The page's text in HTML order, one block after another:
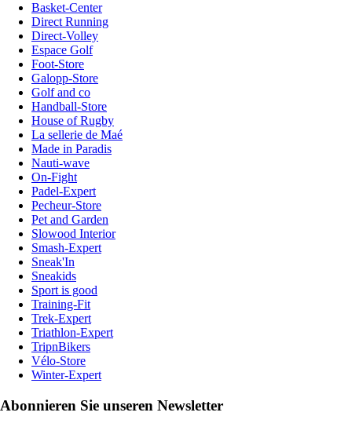
Basket-Center
Direct Running
Direct-Volley
Espace Golf
Foot-Store
Galopp-Store
Golf and co
Handball-Store
House of Rugby
La sellerie de Maé
Made in Paradis
Nauti-wave
On-Fight
Padel-Expert
Pecheur-Store
Pet and Garden
Slowood Interior
Smash-Expert
Sneak'In
Sneakids
Sport is good
Training-Fit
Trek-Expert
Triathlon-Expert
TripnBikers
Vélo-Store
Winter-Expert
Abonnieren Sie unseren Newsletter